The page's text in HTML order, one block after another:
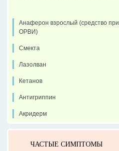
Анаферон взрослый (средство при
ОРВИ)
Смекта
Лазолван
Кетанов
Антигриппин
Акридерм
ЧАСТЫЕ СИМПТОМЫ